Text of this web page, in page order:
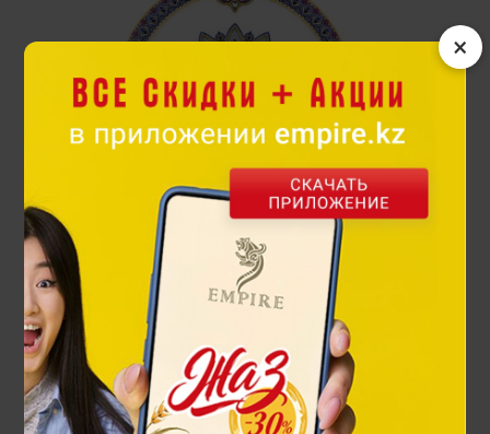
×
Чайная пара Ханшайым на 1 персону
22 000 ₸